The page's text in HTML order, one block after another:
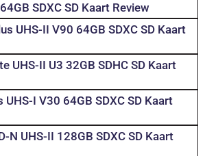
SDXC SD Kaart Review
UHS-II V90 64GB SDXC SD Kaart
UHS-II U3 32GB SDHC SD Kaart
I V30 64GB SDXC SD Kaart
N UHS-II 128GB SDXC SD Kaart